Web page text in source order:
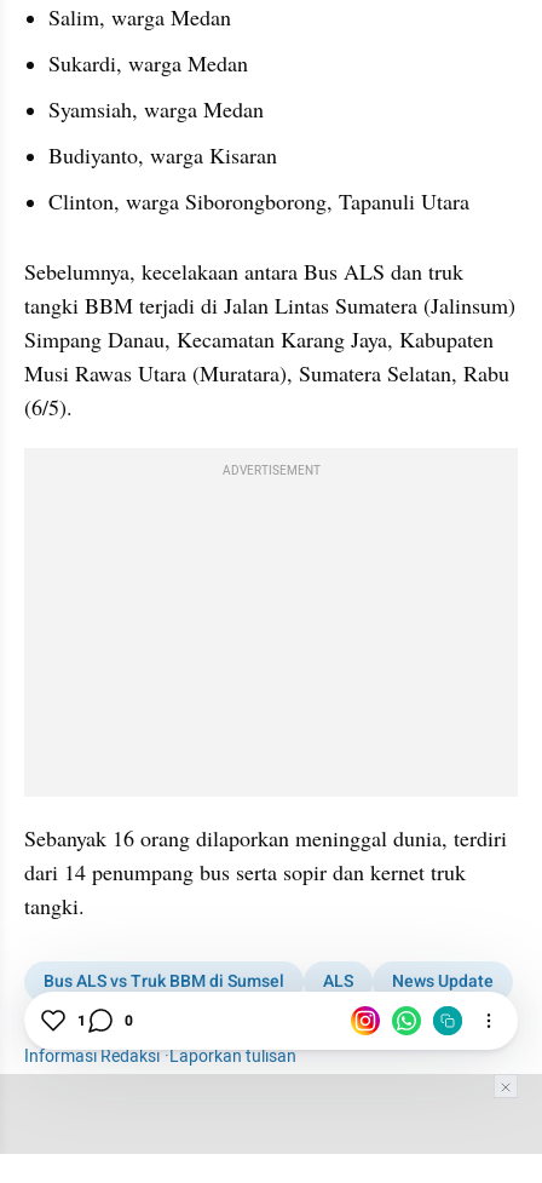
Salim, warga Medan
Sukardi, warga Medan
Syamsiah, warga Medan
Budiyanto, warga Kisaran
Clinton, warga Siborongborong, Tapanuli Utara
Sebelumnya, kecelakaan antara Bus ALS dan truk
tangki BBM terjadi di Jalan Lintas Sumatera (Jalinsum)
Simpang Danau, Kecamatan Karang Jaya, Kabupaten
Musi Rawas Utara (Muratara), Sumatera Selatan, Rabu
(6/5).
ADVERTISEMENT
Sebanyak 16 orang dilaporkan meninggal dunia, terdiri
dari 14 penumpang bus serta sopir dan kernet truk
tangki.
Bus ALS vs Truk BBM di Sumsel ALS
News Update
Kecelakaan
Informasi Redaksi·Laporkan tulisan
1 0